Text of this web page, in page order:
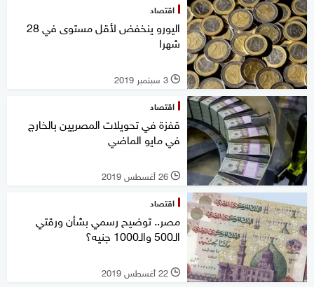
اقتصاد
اليورو ينخفض لأقل مستوى في 28
شهرا
l 3 سبتمبر 2019
اقتصاد
قفزة في تحويلات المصريين بالخارج
في مايو الماضي
l 26 أغسطس 2019
اقتصاد
مصر.. توضيح رسمي بشأن ورقتي
الـ500 والـ1000 جنيه؟
l 22 أغسطس 2019